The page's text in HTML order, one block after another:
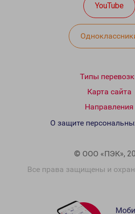
YouTube
Типы
Карта сайта
Направления
© ООО «ПЭК»,
Все права защищены и
О защите